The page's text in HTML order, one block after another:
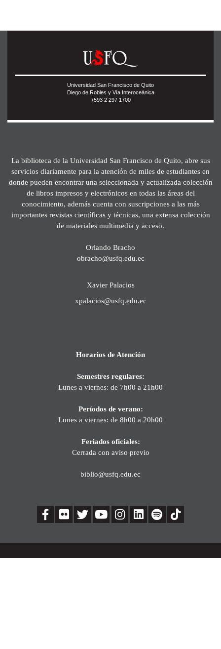
Universidad San Francisco de Quito
Diego de Robles y Vía Interoceánica
+593 2 297 1700
La biblioteca de la Universidad San Francisco de Quito, abre sus
servicios diariamente para la atención de miles de estudiantes en
donde pueden encontrar una seleccionada y actualizada colección
de libros impresos y electrónicos en todas las áreas del
conocimiento, además cuenta con suscripciones a las más
importantes revistas científicas y técnicas, una extensa colección
de materiales multimedia y acceso.
Orlando Bracho
obracho@usfq.edu.ec
Xavier Palacios
xpalacios@usfq.edu.ec
Horarios de Atención
Semestres regulares:
Lunes a viernes: de 7h00 a 21h00
Períodos de verano:
Lunes a viernes: de 8h00 a 20h00
Feriados oficiales:
Cerrada con aviso previo
biblio@usfq.edu.ec